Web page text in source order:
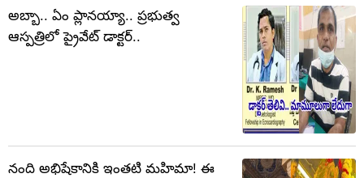
అబ్బా.. ఏం ప్లానయ్యా.. ప్రభుత్వ
ఆస్పత్రిలో ప్రైవేట్ డాక్టర్..
నంది అభిషేకానికి ఇంతటి మహిమా! ఈ